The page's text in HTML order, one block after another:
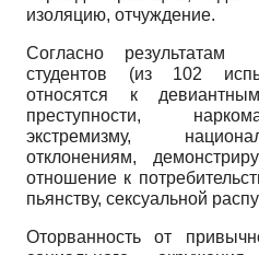
изоляцию, отчуждение.
Согласно
студентов (из 102
относятся к
преступности,
экстремизму,
отклонениям,
отношение к
пьянству, сексуальной
Оторванность от